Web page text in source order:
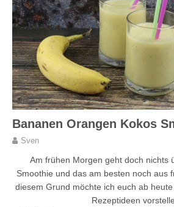
Bananen Orangen Kokos
Sven
Am frühen Morgen geht doch nichts
Smoothie und das am besten noch aus
diesem Grund möchte ich euch ab
Rezeptideen